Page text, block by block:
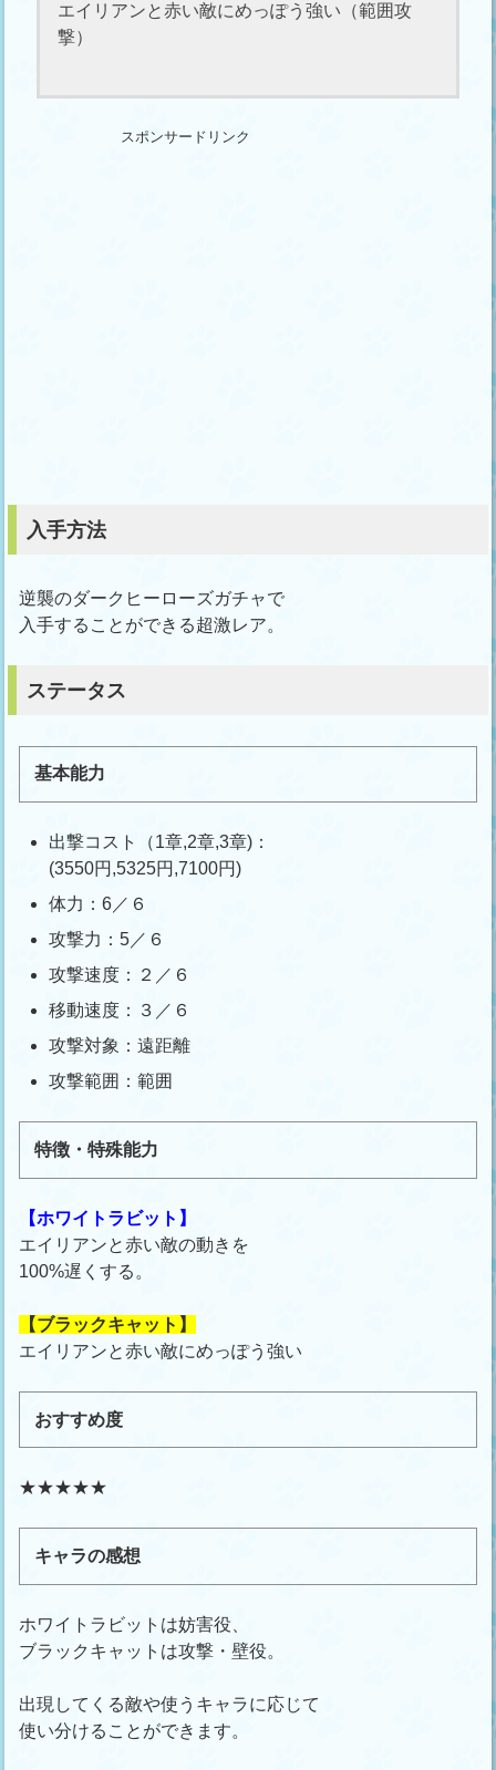
エイリアンと赤い敵にめっぽう強い（範囲攻
撃）
スポンサードリンク
入手方法
逆襲のダークヒーローズガチャで
入手することができる超激レア。
ステータス
基本能力
出撃コスト（1章,2章,3章)：
(3550円,5325円,7100円)
体力：6／６
攻撃力：5／６
攻撃速度：２／６
移動速度：３／６
攻撃対象：遠距離
攻撃範囲：範囲
特徴・特殊能力
【ホワイトラビット】
エイリアンと赤い敵の動きを
100%遅くする。
【ブラックキャット】
エイリアンと赤い敵にめっぽう強い
おすすめ度
★★★★★
キャラの感想
ホワイトラビットは妨害役、
ブラックキャットは攻撃・壁役。
出現してくる敵や使うキャラに応じて
使い分けることができます。